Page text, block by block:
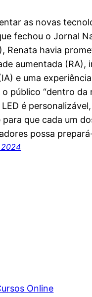
as novas
fechou o Jornal
Renata havia
aumentada (RA),
e uma
público “dentro da
é
para que cada um
possa
2024
Online